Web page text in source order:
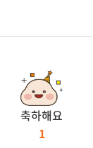
축하해요
1